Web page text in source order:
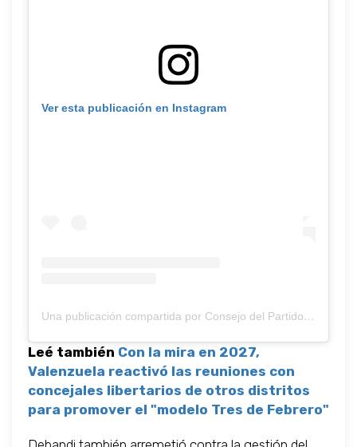
Ver esta publicación en Instagram
Una publicación compartida por Consejo del Partido Justicialista de Tres de Febrero (@pj_3f)
Leé también Con la mira en 2027,
Valenzuela reactivó las reuniones con
concejales libertarios de otros distritos
para promover el "modelo Tres de Febrero"